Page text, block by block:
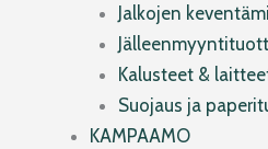
Jalkojen
Kalusteet &
Suojaus ja
KAMPAAMO